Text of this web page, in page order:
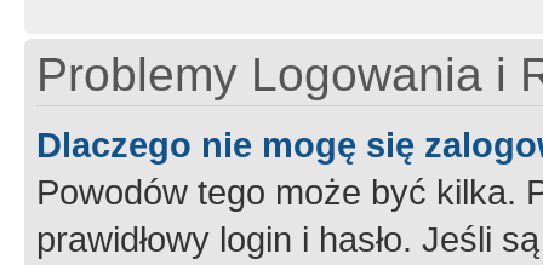
Problemy Logowania i
Dlaczego nie mogę się
Powodów tego może być kilka.
prawidłowy login i hasło. Jeśli